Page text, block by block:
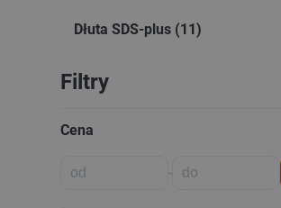
Dłuta SDS-plus (11)
Filtry
Cena
-